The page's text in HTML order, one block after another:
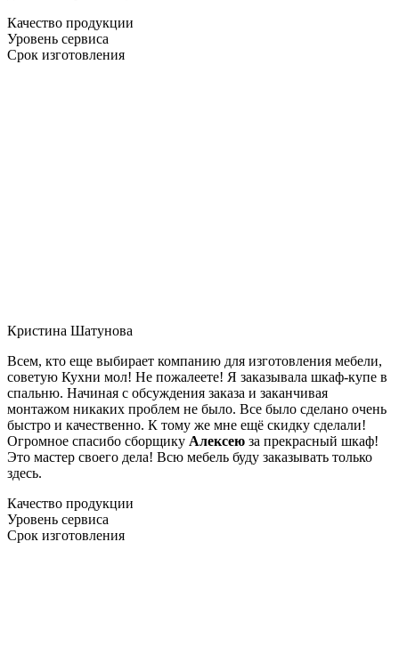
Качество продукции
Уровень сервиса
Срок изготовления
Кристина Шатунова
Всем, кто еще выбирает компанию для изготовления мебели,
советую Кухни мол! Не пожалеете! Я заказывала шкаф-купе в
спальню. Начиная с обсуждения заказа и заканчивая
монтажом никаких проблем не было. Все было сделано очень
быстро и качественно. К тому же мне ещё скидку сделали!
Огромное спасибо сборщику Алексею за прекрасный шкаф!
Это мастер своего дела! Всю мебель буду заказывать только
здесь.
Качество продукции
Уровень сервиса
Срок изготовления